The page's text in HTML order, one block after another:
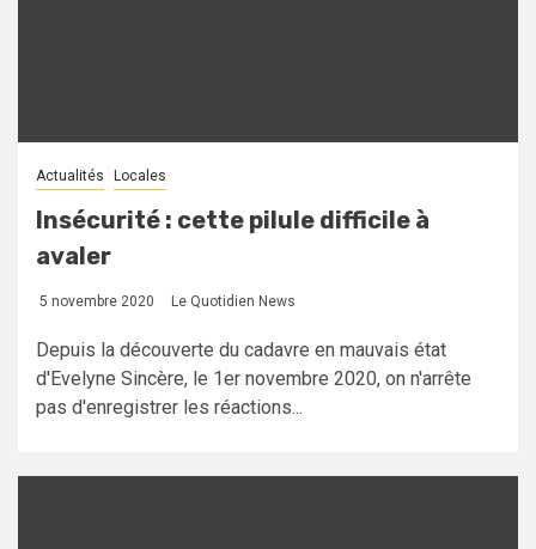
Actualités Locales
Insécurité : cette pilule difficile à
avaler
5 novembre 2020 Le Quotidien News
Depuis la découverte du cadavre en mauvais état
d'Evelyne Sincère, le 1er novembre 2020, on n'arrête
pas d'enregistrer les réactions...